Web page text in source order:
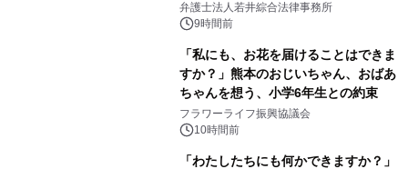
弁護士法人若井綜合法律事務所
9時間前
「私にも、お花を届けることはできま
すか？」熊本のおじいちゃん、おばあ
ちゃんを想う、小学6年生との約束
フラワーライフ振興協議会
10時間前
「わたしたちにも何かできますか？」